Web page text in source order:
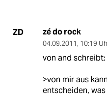
ZD zé do rock
04.09.2011, 10:19
von and schreibt:
>von mir aus
entscheiden,